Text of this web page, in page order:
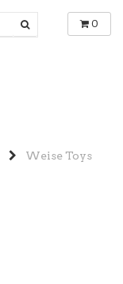
0
Weise Toys